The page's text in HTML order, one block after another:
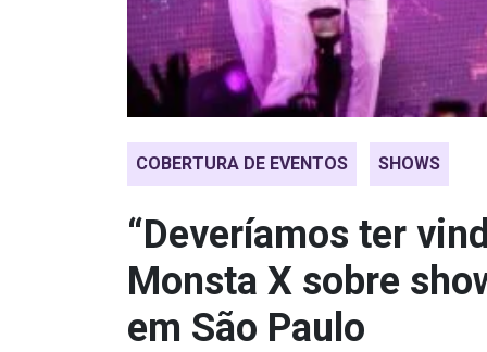
COBERTURA DE EVENTOS SHOWS
“Deveríamos ter
Monsta X sobre
em São Paulo